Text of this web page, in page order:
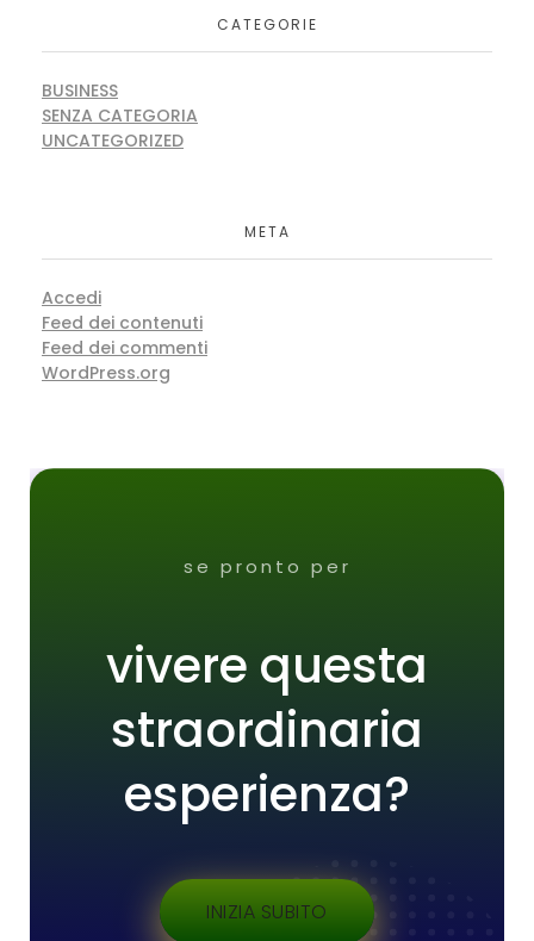
CATEGORIE
BUSINESS
SENZA CATEGORIA
UNCATEGORIZED
META
Accedi
Feed dei contenuti
Feed dei commenti
WordPress.org
se pronto per
vivere questa
straordinaria
esperienza?
INIZIA SUBITO